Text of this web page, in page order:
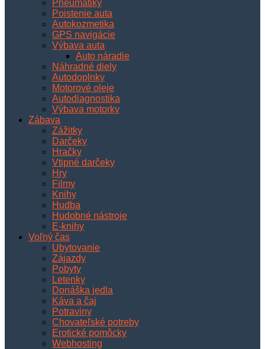
Pneumatiky
Poistenie auta
Autokozmetika
GPS navigácie
Výbava auta
Auto náradie
Náhradné diely
Autodoplnky
Motorové oleje
Autodiagnostika
Výbava motorky
Zábava
Zážitky
Darčeky
Hračky
Vtipné darčeky
Hry
Filmy
Knihy
Hudba
Hudobné nástroje
E-knihy
Voľný čas
Ubytovanie
Zájazdy
Pobyty
Letenky
Donáška jedla
Káva a čaj
Potraviny
Chovateľské potreby
Erotické pomôcky
Webhosting